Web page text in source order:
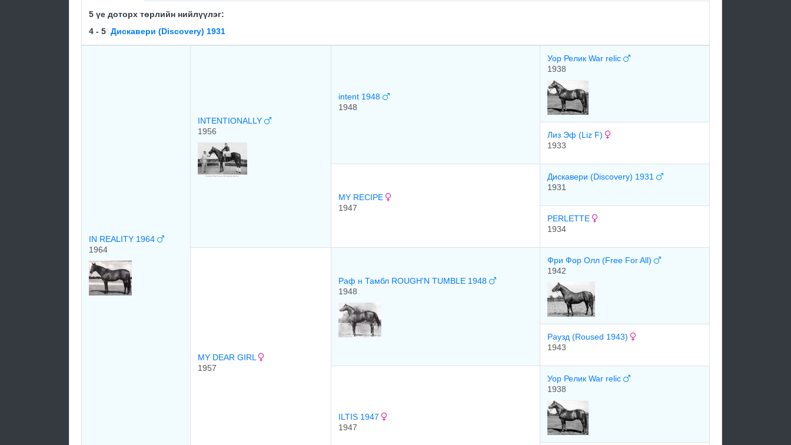
5 үе доторх төрлийн нийлүүлэг:
4 - 5 Диcкавеpи (Discovery) 1931
IN REALITY 1964
1964
INTENTIONALLY
1956
intent 1948
1948
Уор Релик War relic
1938
Лиз Эф (Liz F)
1933
MY RECIPE
1947
Диcкавеpи (Discovery) 1931
1931
PERLETTE
1934
MY DEAR GIRL
1957
Раф н Тамбл ROUGH'N TUMBLE 1948
1948
Фри Фор Олл (Free For All)
1942
Раузд (Roused 1943)
1943
ILTIS 1947
1947
Уор Релик War relic
1938